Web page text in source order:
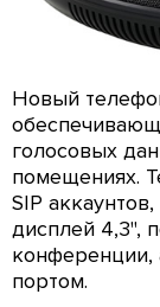
Новый
голосовых
помещениях.
SIP
дисплей 4,3",
конференции,
портом.